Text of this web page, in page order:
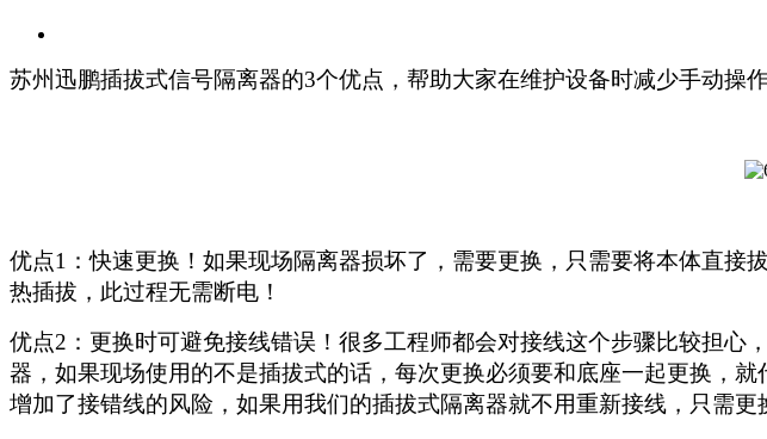
苏州迅鹏插拔式信号隔离器的3个优点 ， 帮助大家在维护设备时减少手动操
优点1：快速更换！如果现场隔离器损坏了，需要更换，只需要将本体直接
热插拔 ， 此过程无需断电！
优点2：更换时可避免接线错误！很多工程师都会对接线这个步骤比较担心
器，如果现场使用的不是插拔式的话，每次更换必须要和底座一起更换，
增加了接错线的风险，如果用我们的插拔式隔离器就不用重新接线，只需更